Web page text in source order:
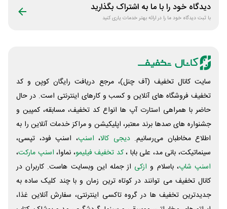
دیدگاه خود را با ما به اشتراک بگذارید
با ثبت دیدگاه خود ما را در ارائه بهتر خدمات یاری کنید
سایت کانال تخفیف (آف چنل)، مرجع دریافت رایگان کوپن و کد
تخفیف فروشگاه های آنلاین و کسب و‌ کارهای اینترنتی است. در حال
حاضر با همراهی استارت آپ ها انواع کد تخفیف، مسابقه، کمپین و
جشنواره های صدها برند معتبر، اپلیکیشن و مراکز خدمات آنلاین را به
اطلاع مخاطبان می‌رسانیم. دیجی کالا، اسنپ، اسنپ فود، تپسی،
سینماتیکت، بانی مد، علی‌ بابا ،کد تخفیف فیلیمو، نماوا، اسنپ مارکت،
اسنپ شاپ، باسلام و ازکی از جمله این وبسایت ‌هاست. کاربران در
کانال تخفیف می توانند در کوتاه ترین زمان و با چند کلیک ساده به
جدیدترین تخفیف ها در گروه تاکسی اینترنتی، سفارش آنلاین غذا،